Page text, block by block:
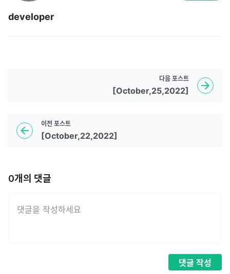
developer
이전 포스트
[October,22,2022]
다음 포스트
[October,25,2022]
0개의 댓글
댓글 작성